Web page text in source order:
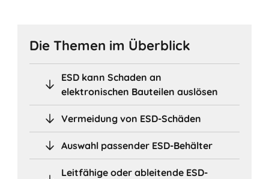
Die Themen im Überblick
ESD kann Schaden an
elektronischen Bauteilen auslösen
Vermeidung von ESD-Schäden
Auswahl passender ESD-Behälter
Leitfähige oder ableitende ESD-